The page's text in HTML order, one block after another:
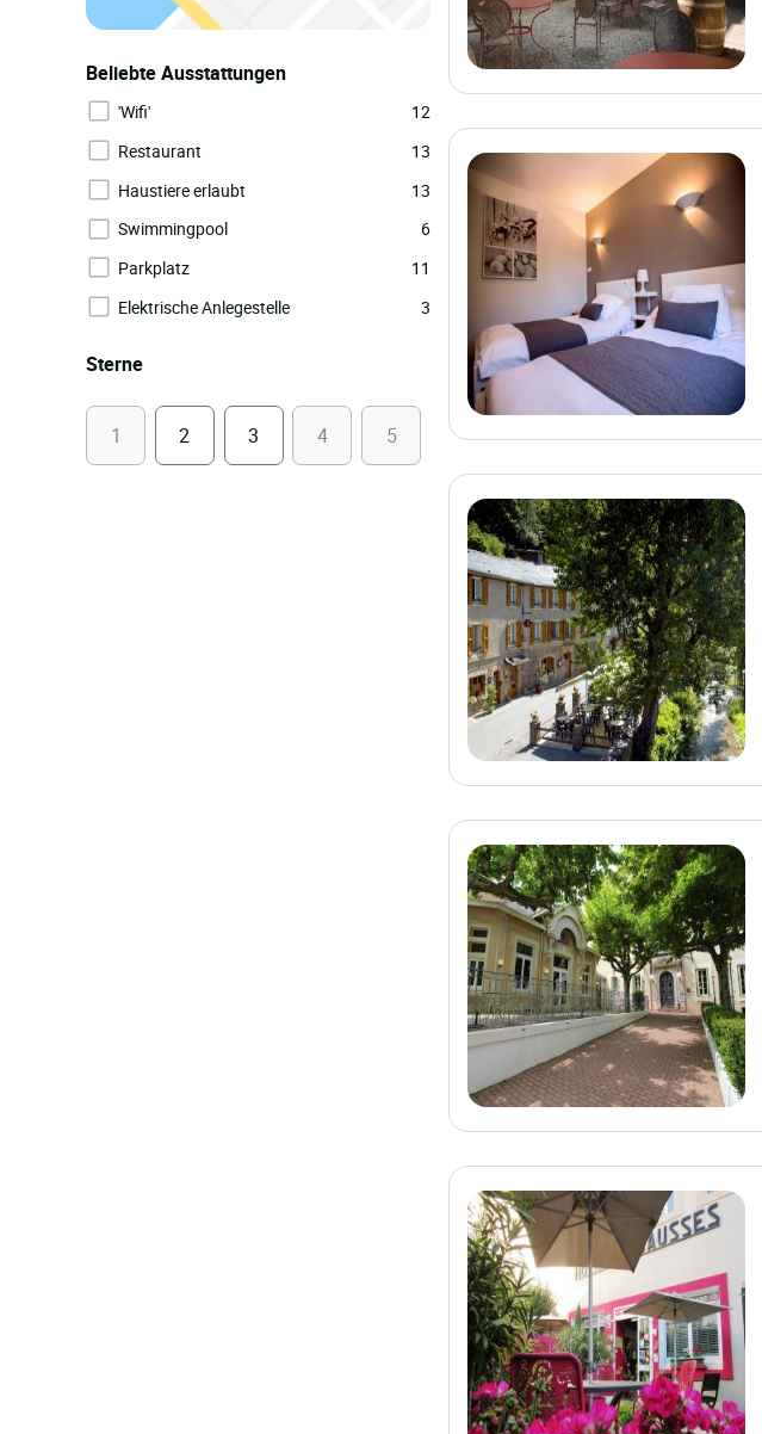
Beliebte Ausstattungen
'Wifi'
12
Restaurant
13
Haustiere erlaubt
13
Swimmingpool
6
Parkplatz
11
Elektrische Anlegestelle
3
Sterne
1 2 3 4 5